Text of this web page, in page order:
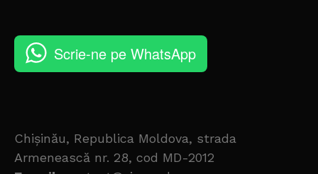
Scrie-ne pe WhatsApp
Chișinău, Republica Moldova, strada
Armenească nr. 28, cod MD-2012